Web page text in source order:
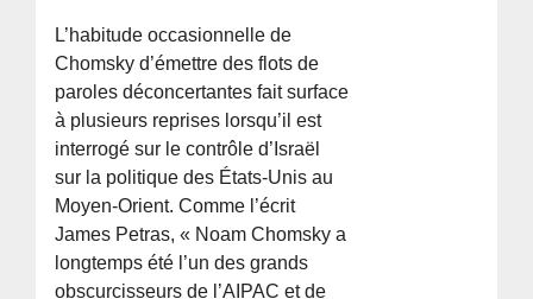
L’habitude occasionnelle de
Chomsky d’émettre des flots de
paroles déconcertantes fait surface
à plusieurs reprises lorsqu’il est
interrogé sur le contrôle d’Israël
sur la politique des États-Unis au
Moyen-Orient. Comme l’écrit
James Petras, « Noam Chomsky a
longtemps été l’un des grands
obscurcisseurs de l’AIPAC et de